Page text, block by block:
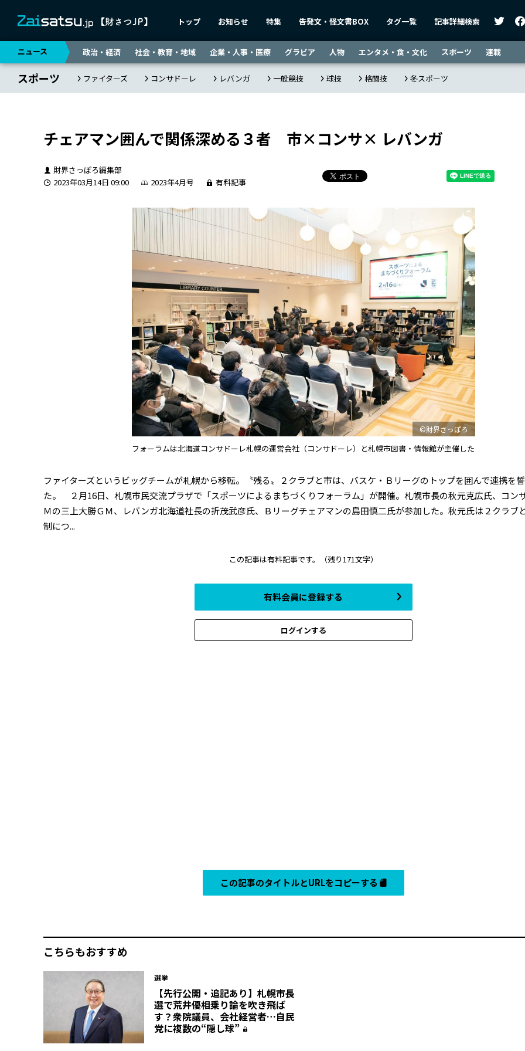
トップ お知らせ 特集 告発文・怪文書BOX タグ一覧 記事詳細検索
ニュース 政治・経済 社会・教育・地域 企業・人事・医療 グラビア 人物 エンタメ・食・文化 スポーツ 連載
スポーツ ファイターズ コンサドーレ レバンガ 一般競技 球技 格闘技 冬スポーツ
チェアマン囲んで関係深める３者 市×コンサ× レバンガ
財界さっぽろ編集部
2023年03月14日 09:00
2023年4月号 有料記事
©財界さっぽろ
フォーラムは北海道コンサドーレ札幌の運営会社（コンサドーレ）と札幌市図書・情報館が主催した
ファイターズというビッグチームが札幌から移転。〝残る〟２クラブと市は、バスケ・Ｂリーグのトップを囲んで連携を
た。 ２月16日、札幌市民交流プラザで「スポーツによるまちづくりフォーラム」が開催。札幌市長の秋元克広氏、コン
Ｍの三上大勝ＧＭ、レバンガ北海道社長の折茂武彦氏、Ｂリーグチェアマンの島田慎二氏が参加した。秋元氏は２クラブ
制につ...
この記事は有料記事です。 （残り171文字）
有料会員に登録する
ログインする
この記事のタイトルとURLをコピーする
こちらもおすすめ
選挙
【先行公開・追記あり】札幌市長
選で荒井優相乗り論を吹き飛ば
す？衆院議員、会社経営者…自民
党に複数の“隠し球”